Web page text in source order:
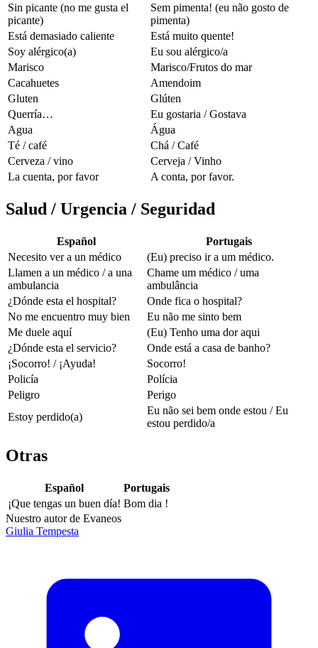
Sin picante (no me gusta el
picante)
Sem pimenta! (eu não gosto de
pimenta)
Está demasiado caliente
Está muito quente!
Soy alérgico(a)
Eu sou alérgico/a
Marisco
Marisco/Frutos do mar
Cacahuetes
Amendoim
Gluten
Glúten
Querría…
Eu gostaria / Gostava
Agua
Água
Té / café
Chá / Café
Cerveza / vino
Cerveja / Vinho
La cuenta, por favor
A conta, por favor.
Salud / Urgencia / Seguridad
Español
Portugais
Necesito ver a un médico
(Eu) preciso ir a um médico.
Llamen a un médico / a una
ambulancia
Chame um médico / uma
ambulância
¿Dónde esta el hospital?
Onde fica o hospital?
No me encuentro muy bien
Eu não me sinto bem
Me duele aquí
(Eu) Tenho uma dor aqui
¿Dónde esta el servicio?
Onde está a casa de banho?
¡Socorro! / ¡Ayuda!
Socorro!
Policía
Polícia
Peligro
Perigo
Estoy perdido(a)
Eu não sei bem onde estou / Eu
estou perdido/a
Otras
Español
Portugais
¡Que tengas un buen día! Bom dia !
Nuestro autor de Evaneos
Giulia Tempesta